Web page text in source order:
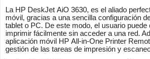
La HP DeskJet AiO 3630, es el aliado
móvil, gracias a una sencilla configuración
tablet o PC. De este modo, el usuario puede
imprimir fácilmente sin acceder a una red.
aplicación móvil HP All-in-One Printer
gestión de las tareas de impresión y